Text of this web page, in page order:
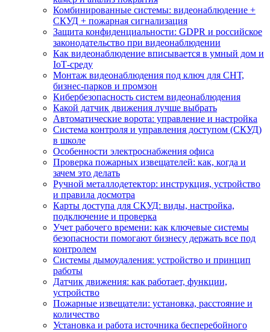
Комбинированные системы: видеонаблюдение +
СКУД + пожарная сигнализация
Защита конфиденциальности: GDPR и российское
законодательство при видеонаблюдении
Как видеонаблюдение вписывается в умный дом и
IoT‑среду
Монтаж видеонаблюдения под ключ для СНТ,
бизнес‑парков и промзон
Кибербезопасность систем видеонаблюдения
Какой датчик движения лучше выбрать
Автоматические ворота: управление и настройка
Система контроля и управления доступом (СКУД)
в школе
Особенности электроснабжения офиса
Проверка пожарных извещателей: как, когда и
зачем это делать
Ручной металлодетектор: инструкция, устройство
и правила досмотра
Карты доступа для СКУД: виды, настройка,
подключение и проверка
Учет рабочего времени: как ключевые системы
безопасности помогают бизнесу держать все под
контролем
Системы дымоудаления: устройство и принцип
работы
Датчик движения: как работает, функции,
устройство
Пожарные извещатели: установка, расстояние и
количество
Установка и работа источника бесперебойного